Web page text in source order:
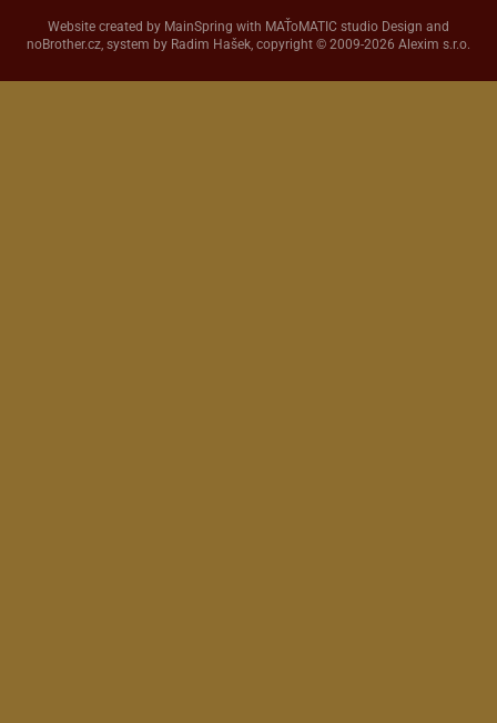
Website created by MainSpring with MAŤoMATIC studio Design and
noBrother.cz, system by Radim Hašek, copyright © 2009-2026 Alexim s.r.o.